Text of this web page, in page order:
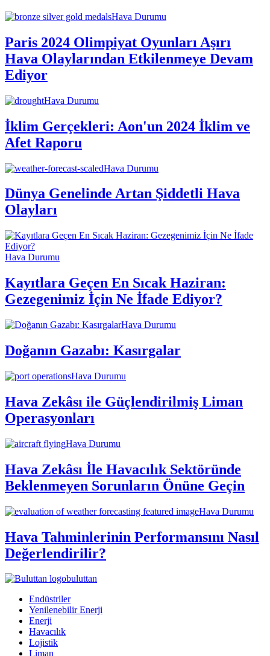
Hava Durumu
Paris 2024 Olimpiyat Oyunları Aşırı
Hava Olaylarından Etkilenmeye Devam
Ediyor
Hava Durumu
İklim Gerçekleri: Aon'un 2024 İklim ve
Afet Raporu
Hava Durumu
Dünya Genelinde Artan Şiddetli Hava
Olayları
Hava Durumu
Kayıtlara Geçen En Sıcak Haziran:
Gezegenimiz İçin Ne İfade Ediyor?
Hava Durumu
Doğanın Gazabı: Kasırgalar
Hava Durumu
Hava Zekâsı ile Güçlendirilmiş Liman
Operasyonları
Hava Durumu
Hava Zekâsı İle Havacılık Sektöründe
Beklenmeyen Sorunların Önüne Geçin
Hava Durumu
Hava Tahminlerinin Performansını Nasıl
Değerlendirilir?
buluttan
Endüstriler
Yenilenebilir Enerji
Enerji
Havacılık
Lojistik
Liman